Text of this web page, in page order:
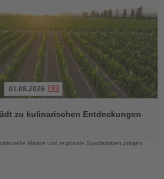
01.08.2026
zu kulinarischen Entdeckungen
Märkte und regionale Spezialitäten prägen